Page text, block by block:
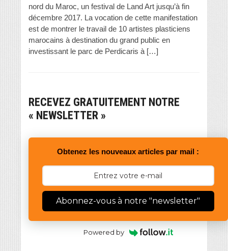
nord du Maroc, un festival de Land Art jusqu’à fin
décembre 2017. La vocation de cette manifestation
est de montrer le travail de 10 artistes plasticiens
marocains à destination du grand public en
investissant le parc de Perdicaris à […]
RECEVEZ GRATUITEMENT NOTRE
« NEWSLETTER »
Obtenez les nouveaux articles par mail :
Abonnez-vous à notre "newsletter"
Powered by